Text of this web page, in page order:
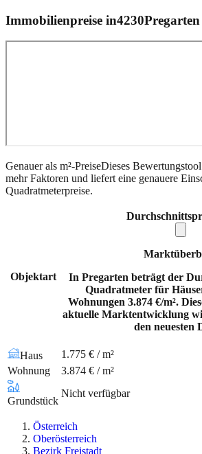
Immobilienpreise in4230Pregarten
Genauer als m²-PreiseDieses
mehr Faktoren und liefert eine genauere
Quadratmeterpreise.
Objektart
In Pregarten beträgt der
Quadratmeter für
Wohnungen 3.874 €/m².
aktuelle Marktentwicklung
den neuesten
Haus
1.775 € / m²
Wohnung
3.874 € / m²
Grundstück
Nicht verfügbar
Österreich
Oberösterreich
Bezirk Freistadt